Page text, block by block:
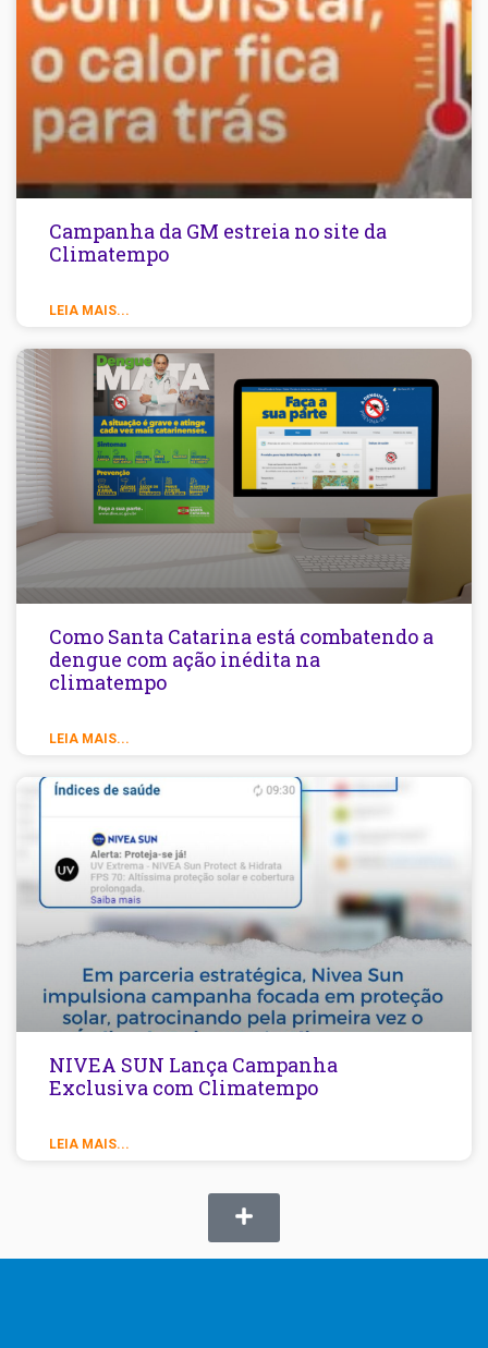
Campanha da GM estreia no site da
Climatempo
LEIA MAIS...
Como Santa Catarina está combatendo a
dengue com ação inédita na
climatempo
LEIA MAIS...
NIVEA SUN Lança Campanha
Exclusiva com Climatempo
LEIA MAIS...